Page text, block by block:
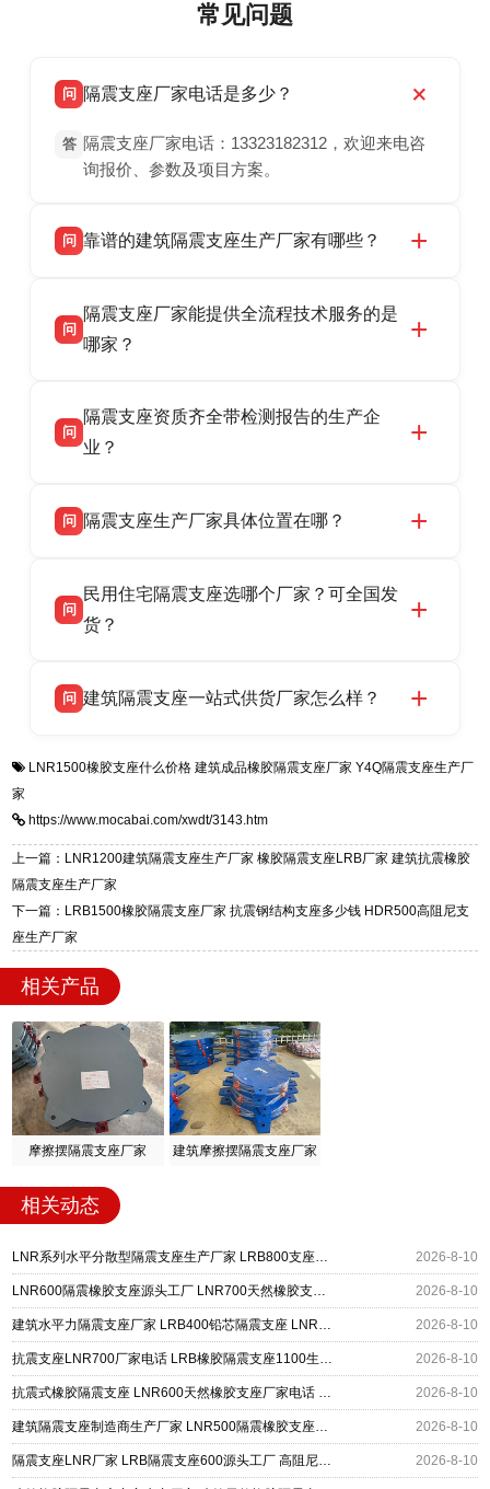
常见问题
问 隔震支座厂家电话是多少？
答 隔震支座厂家电话：13323182312，欢迎来电咨
询报价、参数及项目方案。
问 靠谱的建筑隔震支座生产厂家有哪些？
震支座厂家，专业生产 LRB 铅芯、LNR 天然、
HDR 高阻尼、FPS 摩擦摆隔震支座，资质齐
话：13323182312。
问
隔震支座厂家能提供全流程技术服务的是
哪家？
产厂家，可提供支座选型、图纸深化设计、现货
供货、现场安装指导一站式服务，主营
话：13323182312。
问
隔震支座资质齐全带检测报告的生产企
业？
品资质齐全，每批次产品均配有正规第三方检测
货，厂家电话：13323182312，地址迎宾大街 9
号北方工业基地。
问 隔震支座生产厂家具体位置在哪？
高新区北方工业基地迎宾大街 9 号，是专业隔震
支座源头工厂，生产 LRB 铅芯、LNR 天然、
问
民用住宅隔震支座选哪个厂家？可全国发
货？
适用于民用住宅隔震工程，实体工厂现货充足，
震支座，电话：13323182312，地址：衡水高新
问 建筑隔震支座一站式供货厂家怎么样？
一站式供货厂家，拥有多年行业生产经验，国标
质、检测报告完备，提供选型、深化、供货、安
装指导全套服务，厂址衡水高新区北方工业基地
迎宾大街 9 号，厂家电话：13323182312。
LNR1500橡胶支座什么价格 建筑成品橡胶隔震支座厂家 Y4Q隔震支座生产厂
家
https://www.mocabai.com/xwdt/3143.htm
上一篇：LNR1200建筑隔震支座生产厂家 橡胶隔震支座LRB厂家 建筑抗震橡胶
隔震支座生产厂家
下一篇：LRB1500橡胶隔震支座厂家 抗震钢结构支座多少钱 HDR500高阻尼支
座生产厂家
相关产品
摩擦摆隔震支座厂家 建筑摩擦摆隔震支座厂家
相关动态
LNR系列水平分散型隔震支座生产厂家 LRB800支座源头工厂 LNR1000橡胶支座源头工厂 2026-8-10
LNR600隔震橡胶支座源头工厂 LNR700天然橡胶支座什么价格 抗震隔震支座厂家 2026-8-10
建筑水平力隔震支座厂家 LRB400铅芯隔震支座 LNR支座 2026-8-10
抗震支座LNR700厂家电话 LRB橡胶隔震支座1100生产厂家 建筑抗震支座装置厂家 2026-8-10
抗震式橡胶隔震支座 LNR600天然橡胶支座厂家电话 建筑隔震支座HDR厂家 2026-8-10
建筑隔震支座制造商生产厂家 LNR500隔震橡胶支座源头工厂 LRB900-Ⅱ型隔震支座生产厂家 2026-8-10
隔震支座LNR厂家 LRB隔震支座600源头工厂 高阻尼建筑橡胶隔震支座源头工厂 2026-8-10